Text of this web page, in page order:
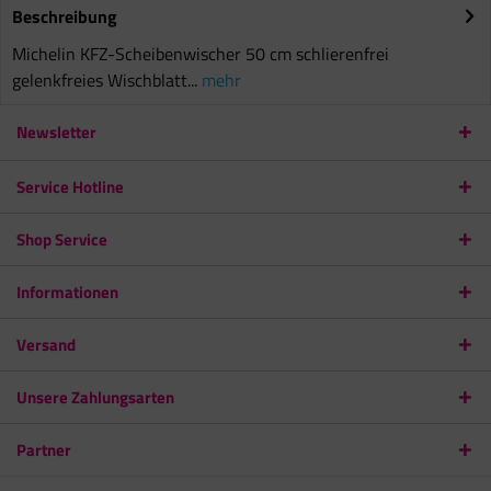
Beschreibung
Michelin KFZ-Scheibenwischer 50 cm schlierenfrei
gelenkfreies Wischblatt... mehr
Newsletter
Service Hotline
Shop Service
Informationen
Versand
Unsere Zahlungsarten
Partner